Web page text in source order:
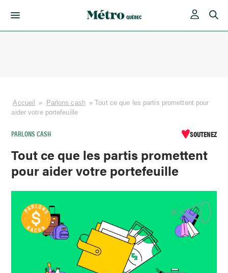
Accueil » Parlons cash »Tout ce que les partis promettent pour
aider votre portefeuille
PARLONS CASH SOUTENEZ
Tout ce que les partis promettent
pour aider votre portefeuille